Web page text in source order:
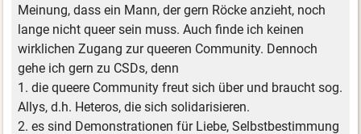
Meinung, dass ein Mann, der gern Röcke anzieht, noch
lange nicht queer sein muss. Auch finde ich keinen
wirklichen Zugang zur queeren Community. Dennoch
gehe ich gern zu CSDs, denn
1. die queere Community freut sich über und braucht sog.
Allys, d.h. Heteros, die sich solidarisieren.
2. es sind Demonstrationen für Liebe, Selbstbestimmung